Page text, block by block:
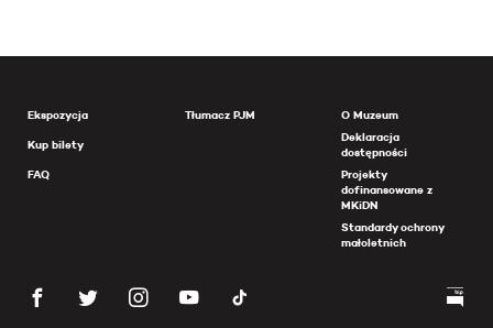
Ekspozycja
Kup bilety
FAQ
Tłumacz PJM
O Muzeum
Deklaracja
dostępności
Projekty
dofinansowane z
MKiDN
Standardy ochrony
małoletnich